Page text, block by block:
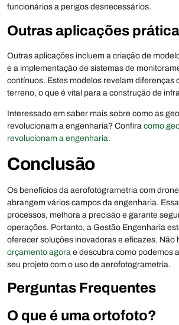
funcionários a perigos desnecessários.
Outras aplicações
Outras aplicações incluem a criação de
e a implementação de sistemas de
contínuos. Estes modelos revelam diferenças
terreno, o que é vital para a construção de
Interessado em saber mais sobre como as
revolucionam a engenharia? Confira como
revolucionam a engenharia.
Conclusão
Os benefícios da aerofotogrametria com
abrangem vários campos da engenharia.
processos, melhora a precisão e garante
operações. Portanto, a Gestão Engenharia
oferecer soluções inovadoras e eficazes. Não
orçamento agora e descubra como podemos
seu projeto com o uso de aerofotogrametria.
Perguntas Frequentes
O que é uma ortofoto?